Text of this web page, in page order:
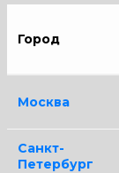
Город
Москва
Санкт-
Петербург